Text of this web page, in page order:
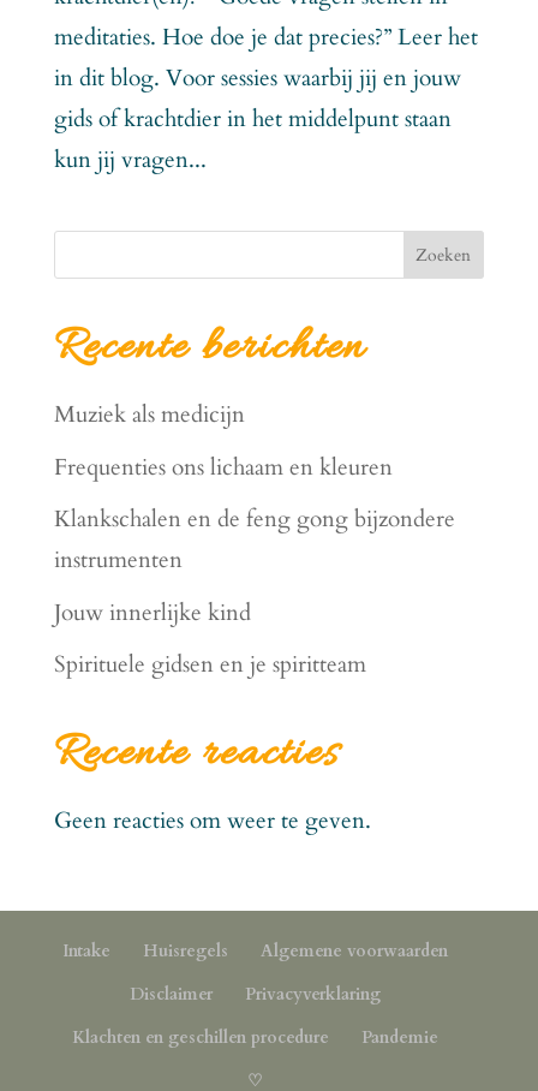
meditaties. Hoe doe je dat precies?” Leer het
in dit blog. Voor sessies waarbij jij en jouw
gids of krachtdier in het middelpunt staan
kun jij vragen...
Zoeken
Recente berichten
Muziek als medicijn
Frequenties ons lichaam en kleuren
Klankschalen en de feng gong bijzondere
instrumenten
Jouw innerlijke kind
Spirituele gidsen en je spiritteam
Recente reacties
Geen reacties om weer te geven.
Intake Huisregels
Algemene voorwaarden
Disclaimer
Privacyverklaring
Klachten en geschillen procedure
Pandemie
♡